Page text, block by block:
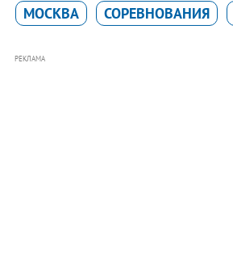
МОСКВА СОРЕВНОВАНИЯ
РЕКЛАМА